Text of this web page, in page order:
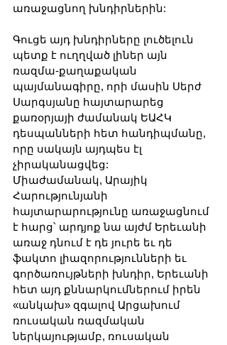
առաջացնող խնդիրներին:
Գուցե այդ խնդիրները լուծելուն
պետք է ուղղված լիներ այն
ռազմա-քաղաքական
պայմանագիրը, որի մասին Սերժ
Սարգսյանը հայտարարեց
քառօրյայի ժամանակ ԵԱՀԿ
դեսպանների հետ հանդիպմանը,
որը սակայն այդպես էլ
չիրականացվեց:
Միաժամանակ, Արայիկ
Հարությունյանի
հայտարարությունը առաջացնում
է հարց՝ արդյոք նա այժմ Երեւանի
առաջ դնում է դե յուրե եւ դե
ֆակտո լիազորությունների եւ
գործառույթների խնդիր, Երեւանի
հետ այդ քննարկումներում իրեն
«անկախ» զգալով Արցախում
ռուսական ռազմական
ներկայությամբ, ռուսական